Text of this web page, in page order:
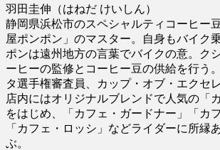
羽田圭伸（はねだ けいしん）
静岡県浜松市のスペシャルティコーヒー
屋ポンポン」のマスター。自身もバイク
ポンは遠州地方の言葉でバイクの意。ク
ーヒーの監修とコーヒー豆の供給を行う
タ選手権審査員、カップ・オブ・エクセ
店内にはオリジナルブレンドで人気の「
をはじめ、「カフェ・ガードナー」「カ
「カフェ・ロッシ」などライダーに所縁
ぶ。